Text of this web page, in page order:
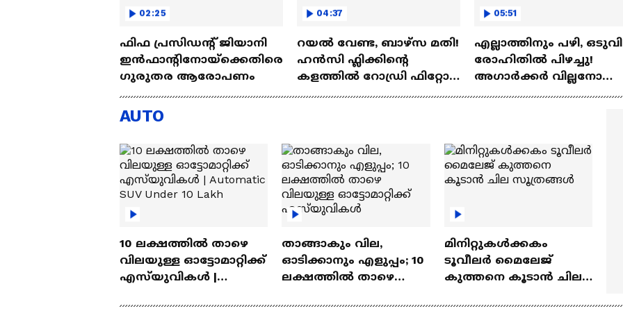
02:25
ഫിഫ പ്രസിഡന്റ് ജിയാനി
ഇൻഫാന്റിനോയ്‌ക്കെതിരെ
ഗുരുതര ആരോപണം
04:37
റയല്‍ വേണ്ട, ബാഴ്‌സ മതി!
ഹൻസി ഫ്ലിക്കിന്റെ
കളത്തില്‍ റോഡ്രി ഫിറ്റോ?
| Rodri | Barcelona
05:51
എല്ലാത്തിനും പഴി,
രോഹിതില്‍ പിഴച്ചു!
അഗാര്‍ക്കർ വില്ലനോ
അതോ
AUTO
10 ലക്ഷത്തിൽ താഴെ
വിലയുള്ള ഓട്ടോമാറ്റിക്ക്
എസ്‍യുവികൾ |
താങ്ങാകും വില,
ഓടിക്കാനും എളുപ്പം; 10
ലക്ഷത്തിൽ താഴെ
മിനിറ്റുകൾക്കകം
ടൂവീലർ മൈലേജ്
കുത്തനെ കൂടാൻ ചില